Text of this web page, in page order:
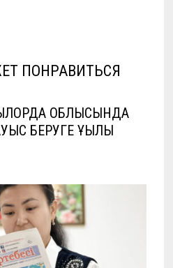
ПОНРАВИТЬСЯ
ОБЛЫСЫНДА
БЕРУГЕ ҚҰҚЫЛЫ